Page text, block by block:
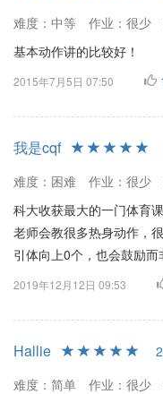
难度：中等
作业：很少
基本动作讲的比较好！
2015年7月5日 07:50
我是cqf
难度：困难
作业：很少
科大收获最大的一门体育
老师会教很多热身动作，
引体向上0个，也会鼓励而
2019年12月12日 09:53
Hallie
难度：简单
作业：很少